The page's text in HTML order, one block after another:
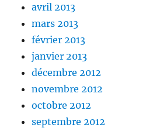
avril 2013
mars 2013
février 2013
janvier 2013
décembre 2012
novembre 2012
octobre 2012
septembre 2012